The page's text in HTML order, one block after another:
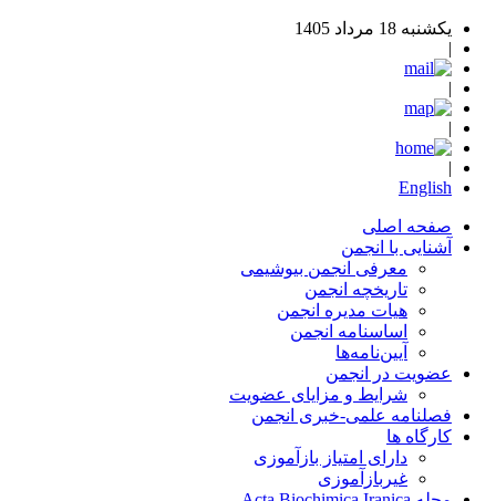
یکشنبه 18 مرداد 1405
English
صفحه اصلی
آشنایی با انجمن
معرفی انجمن بیوشیمی
تاریخچه انجمن
هیات مدیره انجمن
اساسنامه‌ انجمن
آیین‌نامه‌ها
عضویت در انجمن
شرایط و مزایای عضویت
فصلنامه علمی-خبری انجمن
کارگاه ها
دارای امتیاز بازآموزی
غیربازآموزی